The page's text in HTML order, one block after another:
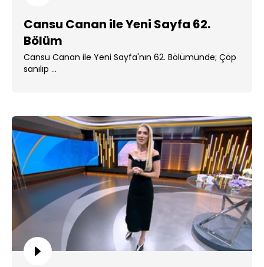
Cansu Canan ile Yeni Sayfa 62.
Bölüm
Cansu Canan ile Yeni Sayfa'nın 62. Bölümünde; Çöp
sanılıp ...